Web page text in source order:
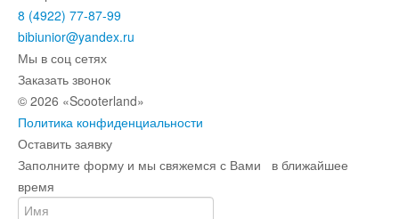
8 (4922) 77-87-99
bibiunior@yandex.ru
Мы в соц сетях
Заказать звонок
© 2026 «Scooterland»
Политика конфиденциальности
Оставить заявку
Заполните форму и мы свяжемся с Вами в ближайшее
время